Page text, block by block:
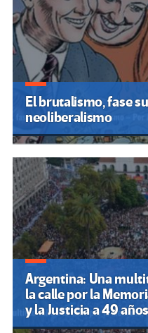
El brutalismo, fase
neoliberalismo
Argentina: Una
la calle por la
y la Justicia a 49